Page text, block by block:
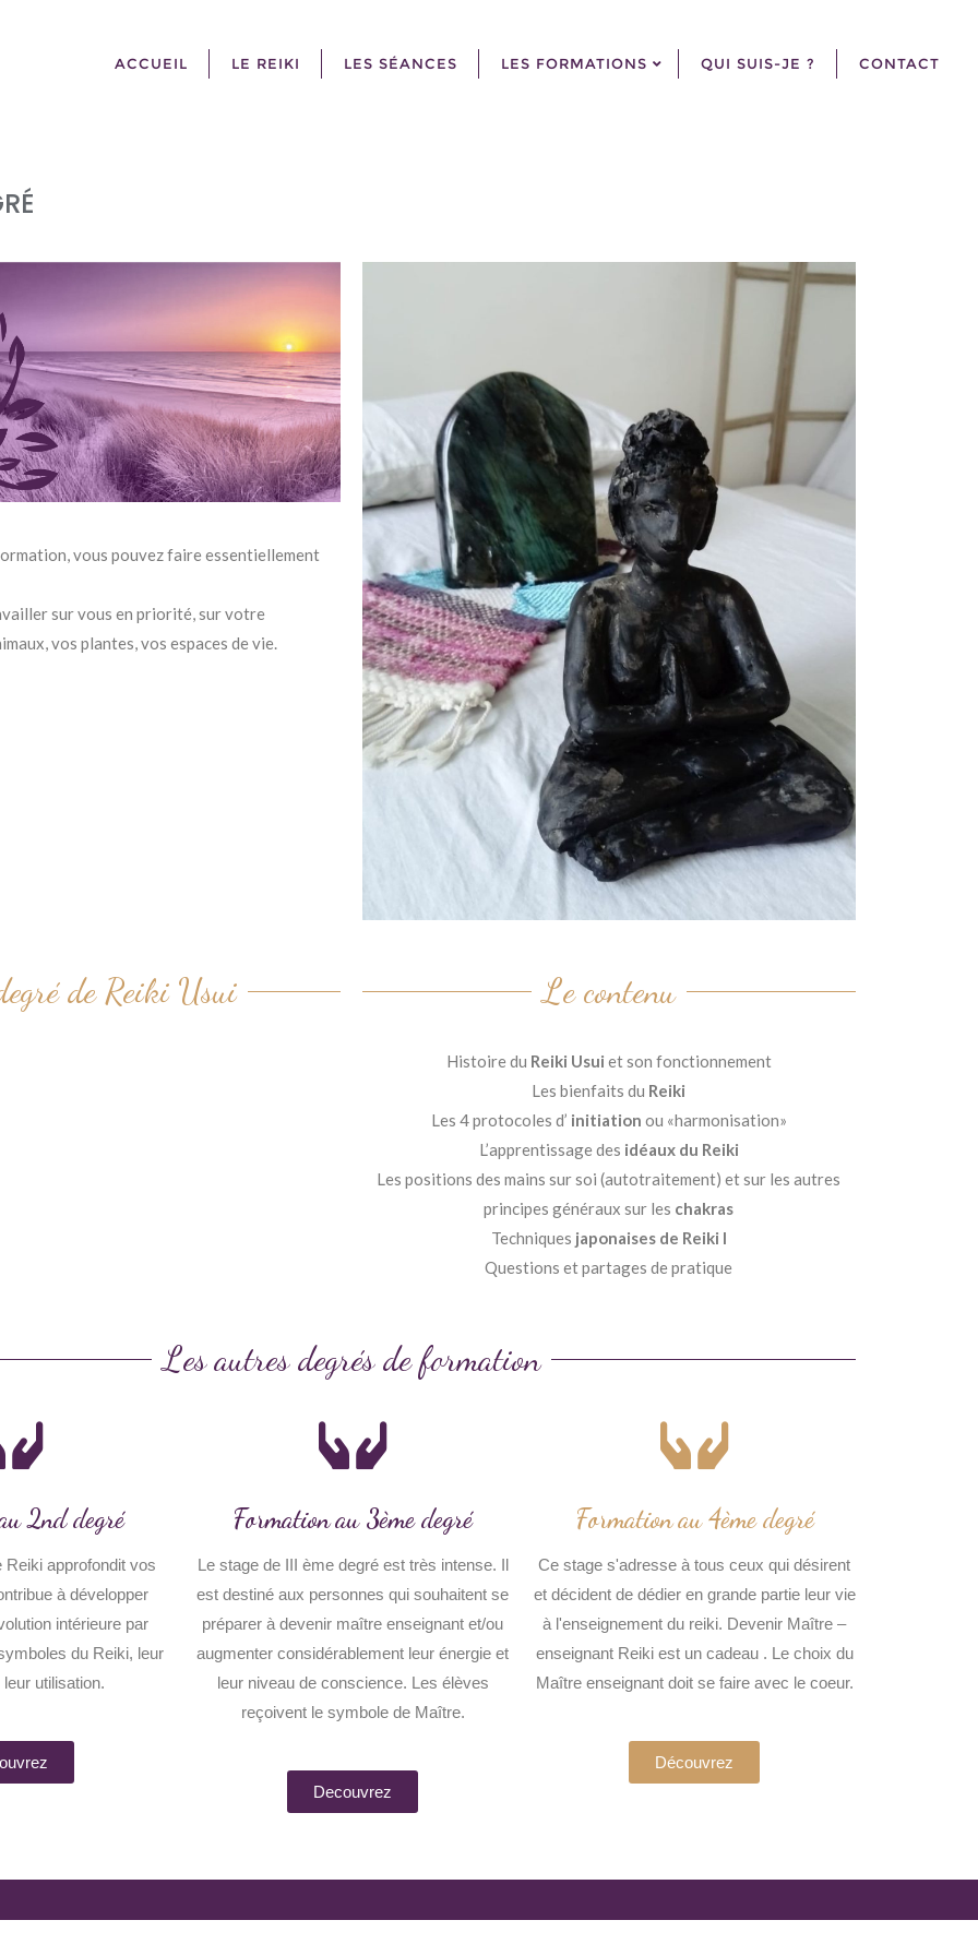
ACCUEIL LE REIKI LES SÉANCES LES FORMATIONS QUI SUIS-JE ? CONTACT
vous pouvez faire essentiellement
sur vous en priorité, sur votre
vos plantes, vos espaces de vie.
de Reiki Usui Le contenu
Histoire du Reiki Usui et son fonctionnement
Les bienfaits du Reiki
Les 4 protocoles d’ initiation ou «harmonisation»
L’apprentissage des idéaux du Reiki
Les positions des mains sur soi (autotraitement) et sur les autres
principes généraux sur les chakras
Techniques japonaises de Reiki I
Questions et partages de pratique
Les autres degrés de formation
2nd degré
Reiki approfondit vos
à développer
intérieure par
du Reiki, leur
utilisation.
Formation au 3ème degré
Le stage de III ème degré est très intense. Il
est destiné aux personnes qui souhaitent se
préparer à devenir maître enseignant et/ou
augmenter considérablement leur énergie et
leur niveau de conscience. Les élèves
reçoivent le symbole de Maître.
Decouvrez
Formation au 4ème degré
Ce stage s'adresse à tous ceux qui désirent
et décident de dédier en grande partie leur vie
à l'enseignement du reiki. Devenir Maître –
enseignant Reiki est un cadeau . Le choix du
Maître enseignant doit se faire avec le coeur.
Découvrez